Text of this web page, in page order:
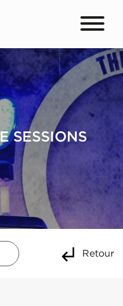
SESSIONS
Retour